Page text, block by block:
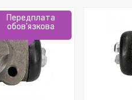
Передплата
обов'язкова